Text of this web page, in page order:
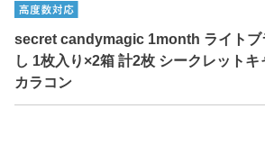
secret candymagic 1month ライトブ
し 1枚入り×2箱 計2枚 シークレットキ
カラコン